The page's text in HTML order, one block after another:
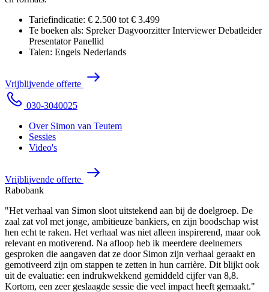
Tariefindicatie: € 2.500 tot € 3.499
Te boeken als: SprekerDagvoorzitterInterviewerDebatleider
PresentatorPanellid
Talen: Engels Nederlands
Vrijblijvende offerte
030-3040025
Over Simon van Teutem
Sessies
Video's
Vrijblijvende offerte
Rabobank
"Het verhaal van Simon sloot uitstekend aan bij de doelgroep. De
zaal zat vol met jonge, ambitieuze bankiers, en zijn boodschap wist
hen echt te raken. Het verhaal was niet alleen inspirerend, maar ook
relevant en motiverend. Na afloop heb ik meerdere deelnemers
gesproken die aangaven dat ze door Simon zijn verhaal geraakt en
gemotiveerd zijn om stappen te zetten in hun carrière. Dit blijkt ook
uit de evaluatie: een indrukwekkend gemiddeld cijfer van 8,8.
Kortom, een zeer geslaagde sessie die veel impact heeft gemaakt."